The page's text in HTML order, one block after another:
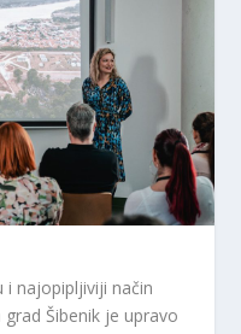
i najopipljiviji način
Šibenik je upravo